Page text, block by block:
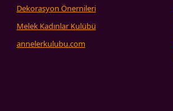
Dekorasyon Önernileri
Melek Kadınlar Kulübü
annelerkulubu.com